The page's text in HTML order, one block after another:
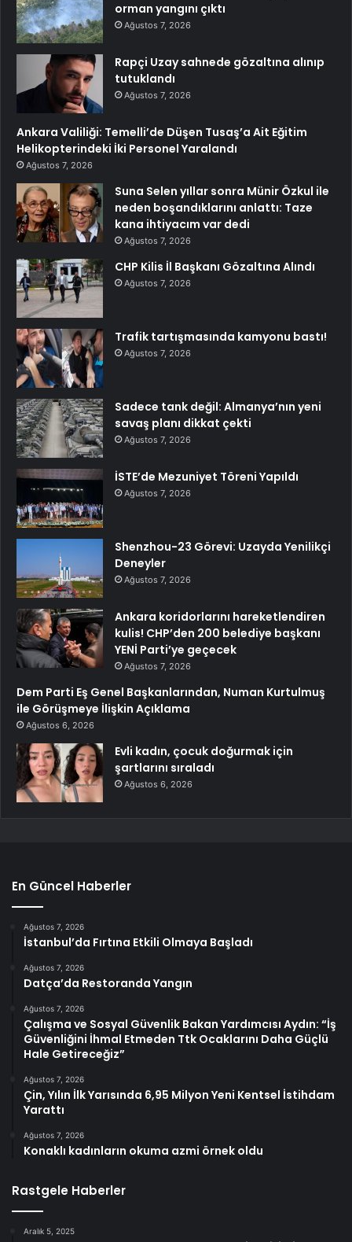
orman yangını çıktı
Ağustos 7, 2026
Rapçi Uzay sahnede gözaltına alınıp
tutuklandı
Ağustos 7, 2026
Ankara Valiliği: Temelli’de Düşen Tusaş’a Ait Eğitim
Helikopterindeki İki Personel Yaralandı
Ağustos 7, 2026
Suna Selen yıllar sonra Münir Özkul ile
neden boşandıklarını anlattı: Taze
kana ihtiyacım var dedi
Ağustos 7, 2026
CHP Kilis İl Başkanı Gözaltına Alındı
Ağustos 7, 2026
Trafik tartışmasında kamyonu bastı!
Ağustos 7, 2026
Sadece tank değil: Almanya’nın yeni
savaş planı dikkat çekti
Ağustos 7, 2026
İSTE’de Mezuniyet Töreni Yapıldı
Ağustos 7, 2026
Shenzhou-23 Görevi: Uzayda Yenilikçi
Deneyler
Ağustos 7, 2026
Ankara koridorlarını hareketlendiren
kulis! CHP’den 200 belediye başkanı
YENİ Parti’ye geçecek
Ağustos 7, 2026
Dem Parti Eş Genel Başkanlarından, Numan Kurtulmuş
ile Görüşmeye İlişkin Açıklama
Ağustos 6, 2026
Evli kadın, çocuk doğurmak için
şartlarını sıraladı
Ağustos 6, 2026
En Güncel Haberler
Ağustos 7, 2026
İstanbul’da Fırtına Etkili Olmaya Başladı
Ağustos 7, 2026
Datça’da Restoranda Yangın
Ağustos 7, 2026
Çalışma ve Sosyal Güvenlik Bakan Yardımcısı Aydın: “İş
Güvenliğini İhmal Etmeden Ttk Ocaklarını Daha Güçlü
Hale Getireceğiz”
Ağustos 7, 2026
Çin, Yılın İlk Yarısında 6,95 Milyon Yeni Kentsel İstihdam
Yarattı
Ağustos 7, 2026
Konaklı kadınların okuma azmi örnek oldu
Rastgele Haberler
Aralık 5, 2025